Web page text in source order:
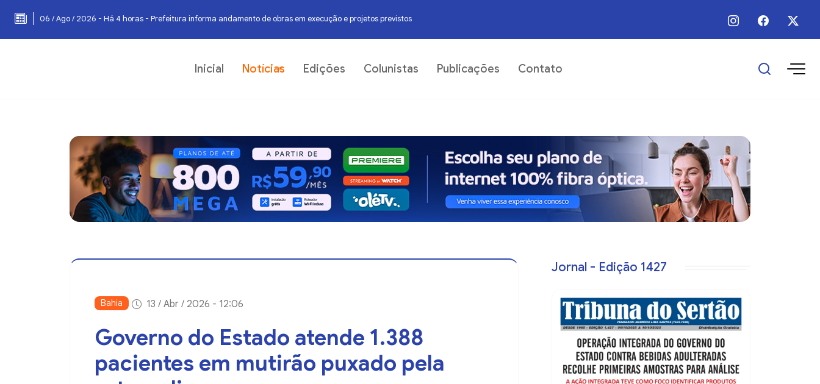
06 / Ago / 2026 - Há 4 horas - Prefeitura informa andamento de obras em execução e projetos previstos 06 / Ago / 2026 - Há 5 horas - Prefeitura realiza manutenção em trecho
Inicial Notícias Edições Colunistas Publicações Contato
Bahia 13 / Abr / 2026 - 12:06
Governo do Estado atende 1.388
pacientes em mutirão puxado pela
Jornal - Edição 1427